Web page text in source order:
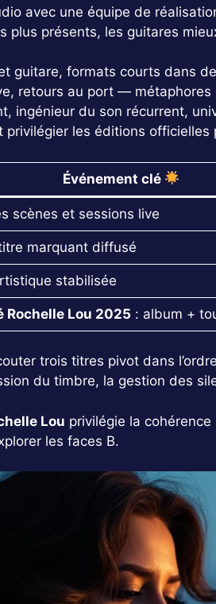
avec une équipe de
plus présents, les guitares
guitare, formats courts dans
retours au port — métaphores
ingénieur du son récurrent,
privilégier les éditions
Événement clé
scènes et sessions live
marquant diffusé
stabilisée
Rochelle Lou 2025 : album +
trois titres pivot dans
du timbre, la gestion des
Lou privilégie la
les faces B.